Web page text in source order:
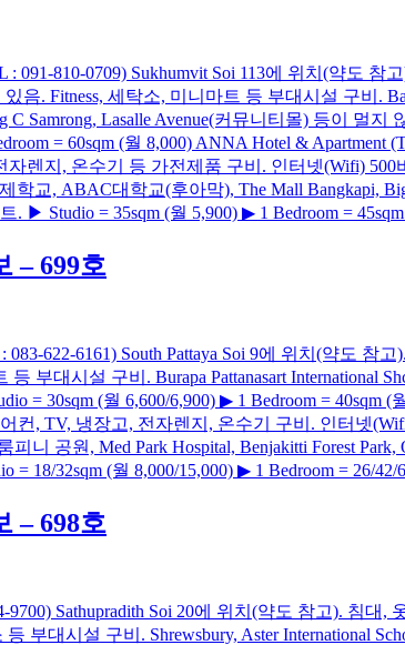
: 091-810-0709) Sukhumvit Soi 113에 위치(약도
음. Fitness, 세탁소, 미니마트 등 부대시설 구비.
C Samrong, Lasalle Avenue(커뮤니티몰) 등이 멀
= 60sqm (월 8,000) ANNA Hotel &
렌지, 온수기 등 가전제품 구비. 인터넷(Wifi) 500
학교, ABAC대학교(후아막), The Mall Bangkapi,
. ▶ Studio = 35sqm (월 5,900) ▶ 1 Bedroom =
– 699호
: 083-622-6161) South Pattaya Soi 9에 위치(약도
부대시설 구비. Burapa Pattanasart International
= 30sqm (월 6,600/6,900) ▶ 1 Bedroom = 40sqm (
컨, TV, 냉장고, 전자렌지, 온수기 구비. 인터넷
피니 공원, Med Park Hospital, Benjakitti Forest
= 18/32sqm (월 8,000/15,000) ▶ 1 Bedroom = 26/
– 698호
9700) Sathupradith Soi 20에 위치(약도 참고). 침
등 부대시설 구비. Shrewsbury, Aster International